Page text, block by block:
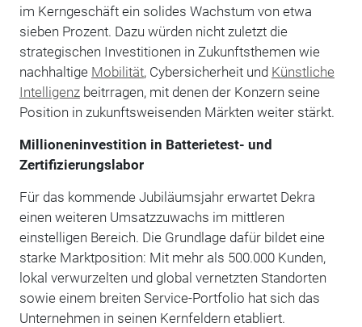
im Kerngeschäft ein solides Wachstum von etwa
sieben Prozent. Dazu würden nicht zuletzt die
strategischen Investitionen in Zukunftsthemen wie
nachhaltige Mobilität, Cybersicherheit und Künstliche
Intelligenzbeitrragen, mit denen der Konzern seine
Position in zukunftsweisenden Märkten weiter stärkt.
Millioneninvestition in Batterietest- und
Zertifizierungslabor
Für das kommende Jubiläumsjahr erwartet Dekra
einen weiteren Umsatzzuwachs im mittleren
einstelligen Bereich. Die Grundlage dafür bildet eine
starke Marktposition: Mit mehr als 500.000 Kunden,
lokal verwurzelten und global vernetzten Standorten
sowie einem breiten Service-Portfolio hat sich das
Unternehmen in seinen Kernfeldern etabliert.